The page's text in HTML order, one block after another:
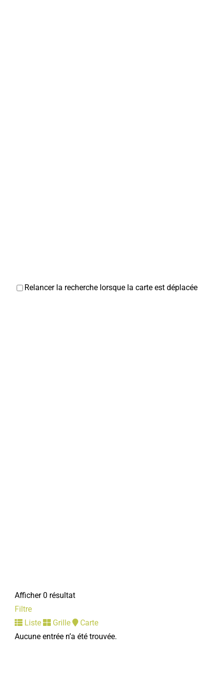
Relancer la recherche lorsque la carte est déplacée
Afficher 0 résultat
Filtre
Liste
Grille
Carte
Aucune entrée n’a été trouvée.